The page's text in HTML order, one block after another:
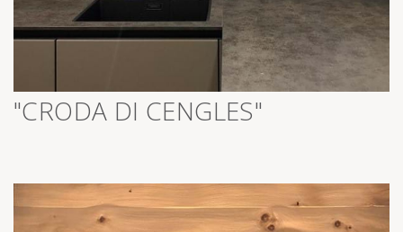
>
"CRODA DI CENGLES"